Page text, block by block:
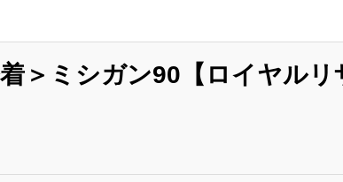
着＞ミシガン90【ロイヤル